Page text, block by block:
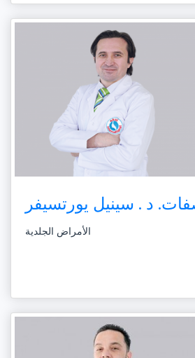
د . سينيل يورتسيفر
الأمراض الجلدية